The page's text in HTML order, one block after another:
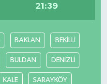
21:39
BAKLAN BEKİLLİ
BULDAN DENİZLİ
KALE SARAYKÖY